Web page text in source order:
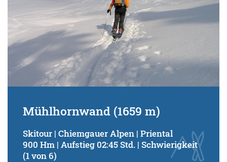
Mühlhornwand (1659 m)
Skitour | Chiemgauer Alpen | Priental
900 Hm | Aufstieg 02:45 Std. | Schwierigkeit
(1 von 6)